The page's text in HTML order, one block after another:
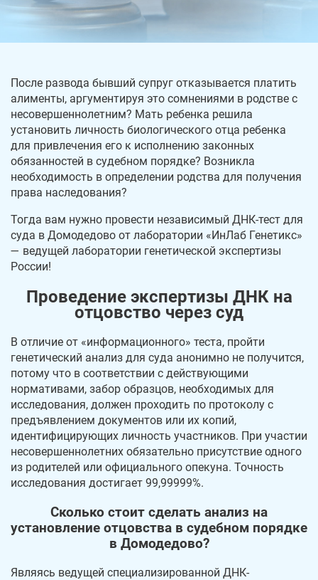
После развода бывший супруг отказывается платить
алименты, аргументируя это сомнениями в родстве с
несовершеннолетним? Мать ребенка решила
установить личность биологического отца ребенка
для привлечения его к исполнению законных
обязанностей в судебном порядке? Возникла
необходимость в определении родства для получения
права наследования?
Тогда вам нужно провести независимый ДНК-тест для
суда в Домодедово от лаборатории «ИнЛаб Генетикс»
— ведущей лаборатории генетической экспертизы
России!
Проведение экспертизы ДНК на
отцовство через суд
В отличие от «информационного» теста, пройти
генетический анализ для суда анонимно не получится,
потому что в соответствии с действующими
нормативами, забор образцов, необходимых для
исследования, должен проходить по протоколу с
предъявлением документов или их копий,
идентифицирующих личность участников. При участии
несовершеннолетних обязательно присутствие одного
из родителей или официального опекуна. Точность
исследования достигает 99,99999%.
Сколько стоит сделать анализ на
установление отцовства в судебном порядке
в Домодедово?
Являясь ведущей специализированной ДНК-